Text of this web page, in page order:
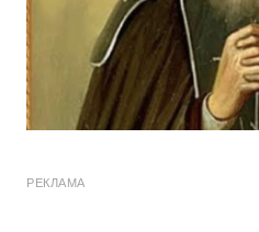
РЕКЛАМА